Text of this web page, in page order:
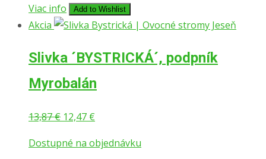
Viac info
Add to Wishlist
Akcia
Slivka ´BYSTRICKÁ´, podpník
Myrobalán
13,87€ Pôvodná
bola:
12,47 €
je:
Dostupné na objednávku